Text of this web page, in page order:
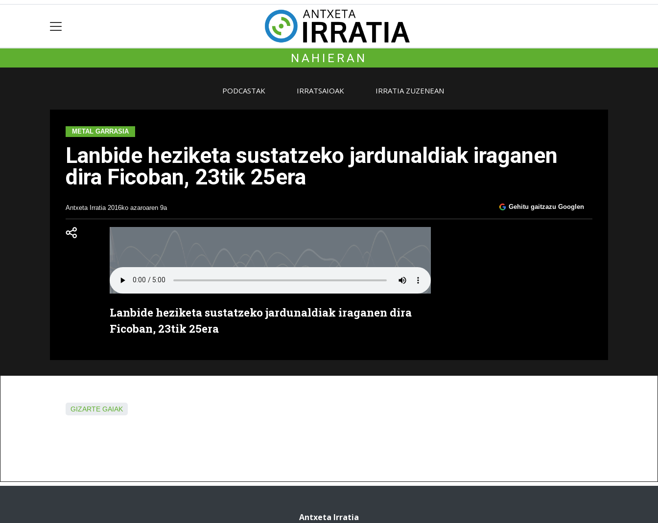
NAHIERAN
PODCASTAK IRRATSAIOAK IRRATIA ZUZENEAN
METAL GARRASIA
Lanbide heziketa sustatzeko jardunaldiak iraganen
dira Ficoban, 23tik 25era
Antxeta Irratia 2016ko azaroaren 9a Gehitu gaitzazu Googlen
Lanbide heziketa sustatzeko jardunaldiak iraganen dira
Ficoban, 23tik 25era
GIZARTE GAIAK
Antxeta Irratia